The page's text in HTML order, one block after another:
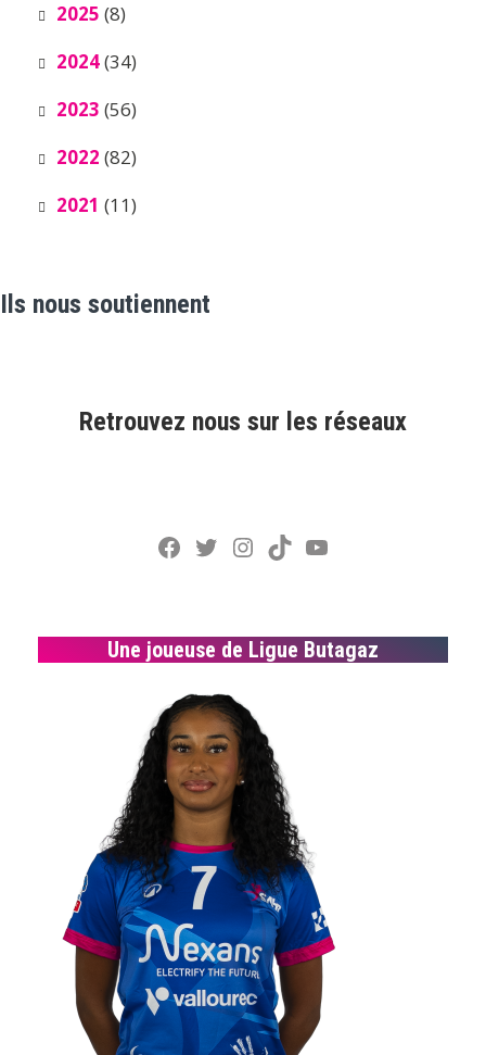
2025 (8)
2024(34)
2023 (56)
2022 (82)
2021 (11)
Ils nous soutiennent
Retrouvez nous sur les réseaux
Facebook
Twitter
Instagram
TikTokYouTube
Une joueuse de Ligue Butagaz